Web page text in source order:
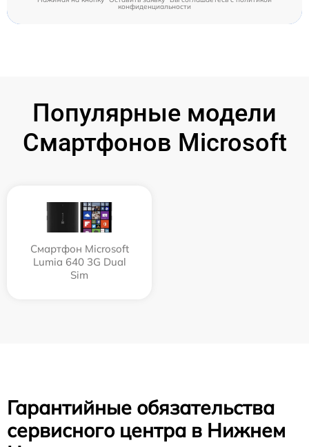
конфиденциальности
Популярные модели
Смартфонов Microsoft
Смартфон Microsoft
Lumia 640 3G Dual
Sim
Гарантийные обязательства
сервисного центра в Нижнем